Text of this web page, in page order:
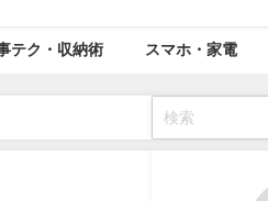
テク・収納術 スマホ・家電